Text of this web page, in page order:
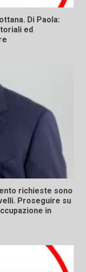
Di Paola:
ed
richieste sono
Proseguire su
in